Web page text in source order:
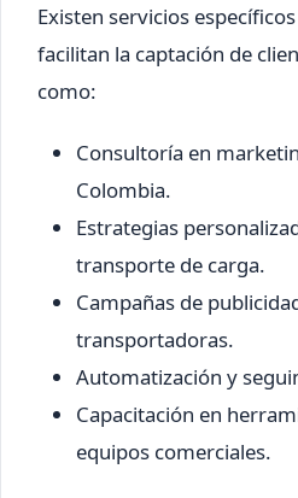
Existen servicios
facilitan la captación de
como:
Consultoría en
Colombia.
Estrategias
transporte de carga.
Campañas de
transportadoras.
Automatización y
Capacitación en
equipos comerciales.